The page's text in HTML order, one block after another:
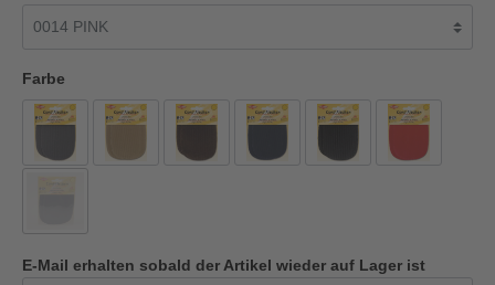
Farbe
E-Mail erhalten sobald der Artikel wieder auf Lager ist